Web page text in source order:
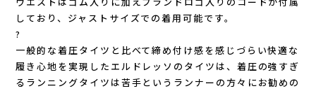
OLENO(オレノ)
OMM(オリジナルマウンテンマラソン)
しており、ジャストサイズでの着用可能です。
?
一般的な着圧タイツと比べて締め付け感を感じづらい快適な
履き心地を実現したエルドレッソのタイツは、着圧の強すぎ
るランニングタイツは苦手というランナーの方々にお勧めの